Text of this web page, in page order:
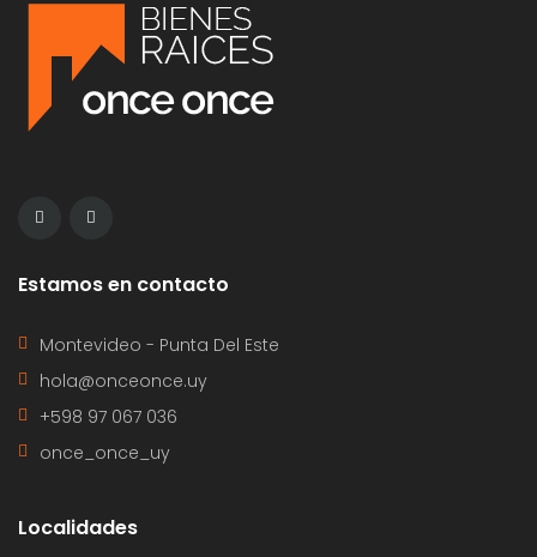
Estamos en contacto
Montevideo - Punta Del Este
hola@onceonce.uy
+598 97 067 036
once_once_uy
Localidades